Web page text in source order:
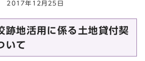
2017年12月25日
跡地活用に係る土地貸付契
いて